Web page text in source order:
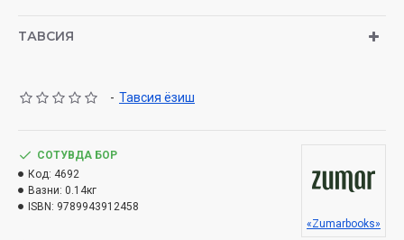
Сана:2023 йил
Ўлчами:84x108 1/32
Муқоваси:
Ўзбекистон Республикаси Дин ишлари бўйича қўмитанинг
ТАВСИЯ
- Тавсия ёзиш
СОТУВДА БОР
Код: 4692
Вазни: 0.14кг
ISBN: 9789943912458
«Zumarbooks»